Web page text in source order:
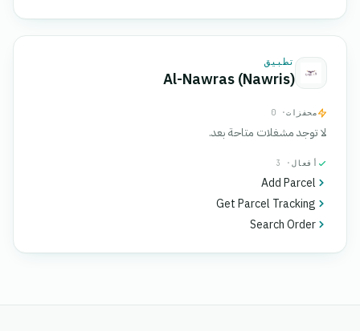
تطبيق
Al-Nawras (Nawris)
محفزات· 0
لا توجد مشغلات متاحة بعد.
أفعال · 3
Add Parcel
Get Parcel Tracking
Search Order